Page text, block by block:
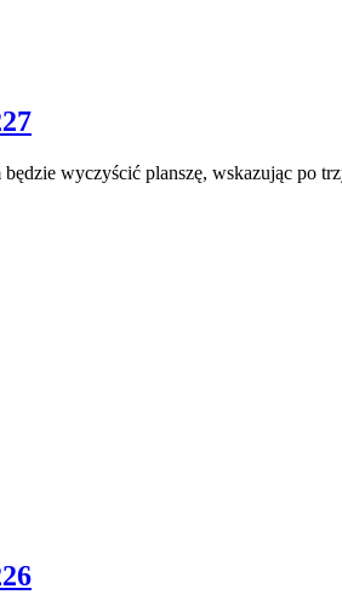
wyczyścić planszę, wskazując po